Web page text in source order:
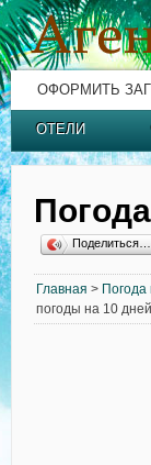
ОФОРМИТЬ
ОТЕЛИ
Поделиться…
Главная > Погода
погоды на 10 дней